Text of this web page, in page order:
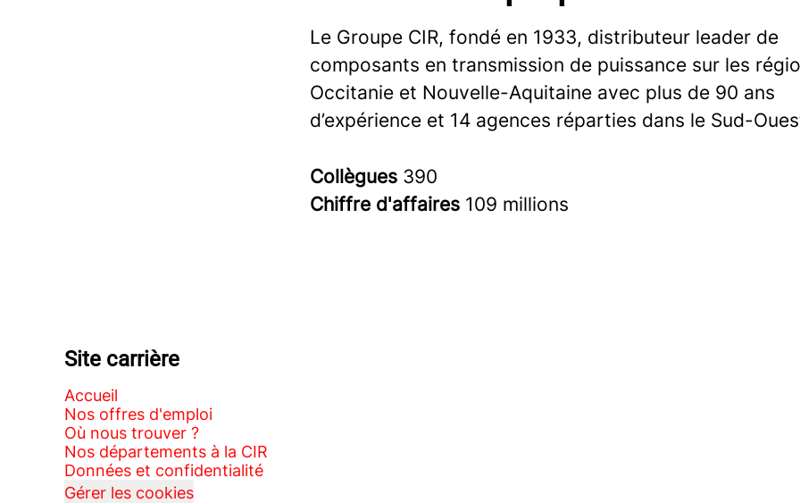
Le Groupe CIR, fondé en 1933, distributeur leader de
composants en transmission de puissance sur les
Occitanie et Nouvelle-Aquitaine avec plus de 90 ans
d’expérience et 14 agences réparties dans le Sud-
Collègues 390
Chiffre d'affaires 109 millions
Site carrière
Accueil
Nos offres d'emploi
Où nous trouver ?
Nos départements à la CIR
Données et confidentialité
Gérer les cookies